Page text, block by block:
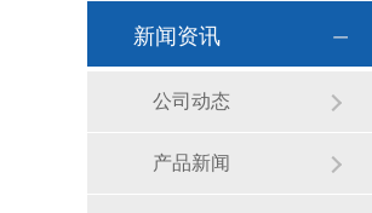
新闻资讯
公司动态
产品新闻